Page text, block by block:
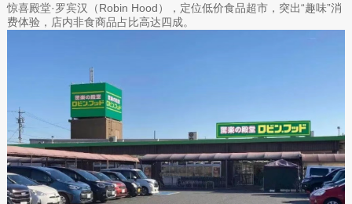
惊喜殿堂·罗宾汉（Robin Hood），定位低价食品超市，突出“趣味”消
费体验，店内非食商品占比高达四成。